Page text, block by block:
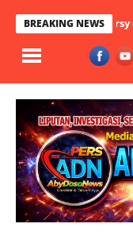
BREAKING NEWS
Arsy di Ponpes